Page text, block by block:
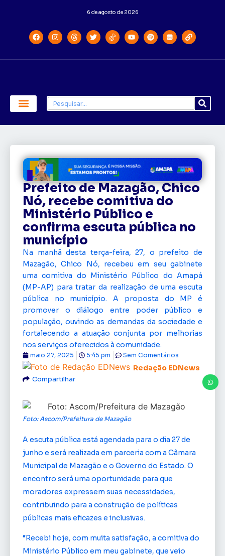
6 de agosto de 2026
Prefeito de Mazagão, Chico
Nó, recebe comitiva do
Ministério Público e
confirma escuta pública no
município
Na manhã desta terça-feira, 27, o prefeito de
Mazagão, Chico Nó, recebeu em seu gabinete
uma comitiva do Ministério Público do Amapá
(MP-AP) para tratar da realização de uma escuta
pública no município. A proposta do MP é
promover o diálogo entre poder público e
população, ouvindo as demandas da sociedade e
fortalecendo a atuação conjunta por melhorias
nos serviços oferecidos à comunidade.
Redação EDNews
maio 27, 2025 5:45 pm Sem Comentários
Compartilhar
Foto: Ascom/Prefeitura de Mazagão
A escuta pública está agendada para o dia 27 de
junho e será realizada em parceria com a Câmara
Municipal de Mazagão e o Governo do Estado. O
encontro será uma oportunidade para que
moradores expressem suas necessidades,
contribuindo para a construção de políticas
públicas mais eficazes e inclusivas.
“Recebi hoje, com muita satisfação, a comitiva do
Ministério Público em meu gabinete, que veio